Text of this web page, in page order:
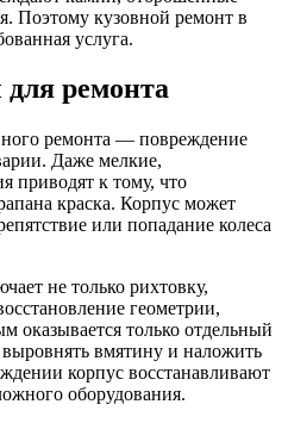
Поэтому кузовной ремонт в
услуга.
ремонта
ремонта — повреждение
Даже мелкие,
приводят к тому, что
краска. Корпус может
или попадание колеса
не только рихтовку,
геометрии,
оказывается только отдельный
вмятину и наложить
корпус восстанавливают
оборудования.